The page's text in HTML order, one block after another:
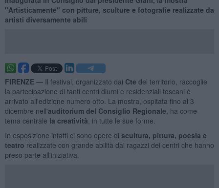
"Artisticamente" con pitture, sculture e fotografie realizzate da
artisti diversamente abili
FIRENZE — Il festival, organizzato dai Cte del territorio, raccoglie
la partecipazione di tanti centri diurni e residenziali toscani è
arrivato all'edizione numero otto. La mostra, ospitata fino al 3
dicembre nell'auditorium del Consiglio Regionale , ha come
tema centrale la creatività , in tutte le sue forme.
In esposizione infatti ci sono opere di scultura, pittura, poesia e
teatro realizzate con grande abilità dai ragazzi dei centri che hanno
preso parte all'iniziativa.